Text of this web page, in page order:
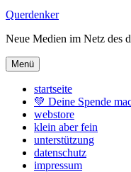
Zum
springen
Querdenker
Neue Medien im Netz des
Menü
startseite
💚 Deine Spende
webstore
klein aber fein
unterstützung
datenschutz
impressum